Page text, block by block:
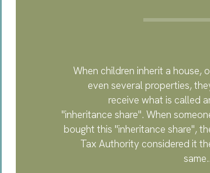
When children inherit a house,
even several properties,
receive what is called
"inheritance share". When
bought this "inheritance share",
Tax Authority considered it